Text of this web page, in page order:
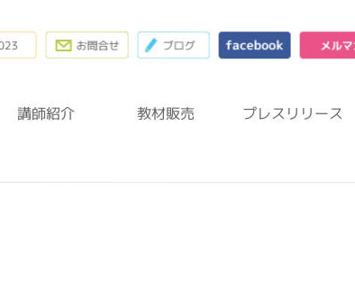
0120-36-2023 お問合わせフォーム
ブログ facebook
講師紹介 教材販売 プレスリリース